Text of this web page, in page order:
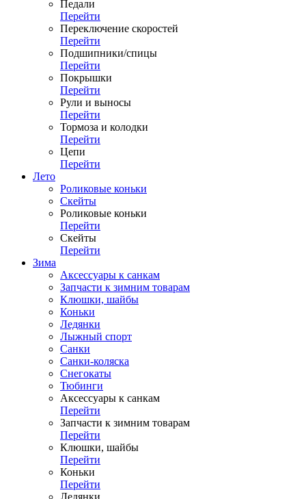
Педали
Перейти
Переключение скоростей
Перейти
Подшипники/спицы
Перейти
Покрышки
Перейти
Рули и выносы
Перейти
Тормоза и колодки
Перейти
Цепи
Перейти
Лето
Роликовые коньки
Скейты
Роликовые коньки
Перейти
Скейты
Перейти
Зима
Аксессуары к санкам
Запчасти к зимним товарам
Клюшки, шайбы
Коньки
Ледянки
Лыжный спорт
Санки
Санки-коляска
Снегокаты
Тюбинги
Аксессуары к санкам
Перейти
Запчасти к зимним товарам
Перейти
Клюшки, шайбы
Перейти
Коньки
Перейти
Ледянки